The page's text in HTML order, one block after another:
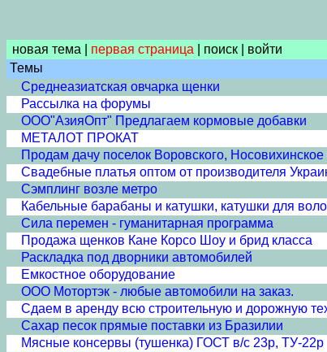
новая тема первая страница поиск войти
Темы
Среднеазиатская овчарка щенки
Рассылка на форумы
ООО"АзияОпт" Предлагаем кормовые добавки
МЕТАЛОТ ПРОКАТ
Продам дачу поселок Воровского,
Свадебные платья оптом от производителя
Сэмплинг возле метро
Кабельные барабаны и катушки, катушки для
Сила перемен - гуманитарная программа
Продажа щенков Кане Корсо Шоу и брид класса
Раскладка под дворники автомобилей
Емкостное оборудование
ООО Мотортэк - любые автомобили на заказ.
Сдаем в аренду всю строительную и дорожную
Сахар песок прямые поставки из Бразилии
Мясные консервы (тушенка) ГОСТ в/с 23р, ТУ-22р